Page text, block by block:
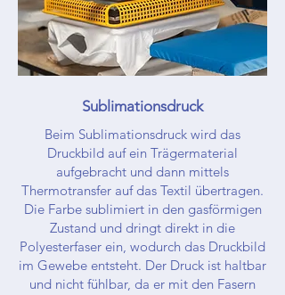
Sublimationsdruck
Beim Sublimationsdruck wird das
Druckbild auf ein Trägermaterial
aufgebracht und dann mittels
Thermotransfer auf das Textil übertragen.
Die Farbe sublimiert in den gasförmigen
Zustand und dringt direkt in die
Polyesterfaser ein, wodurch das Druckbild
im Gewebe entsteht. Der Druck ist haltbar
und nicht fühlbar, da er mit den Fasern